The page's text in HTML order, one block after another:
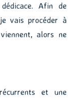
Afin de
vais procéder à
alors ne
et une